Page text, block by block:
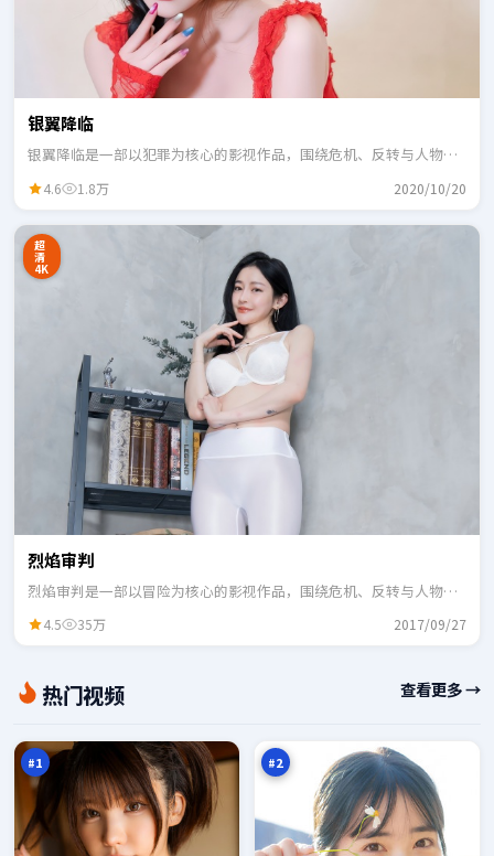
银翼降临
银翼降临是一部以犯罪为核心的影视作品，围绕危机、反转与人物成
4.6 1.8万 2020/10/20
超
清
4K
烈焰审判
烈焰审判是一部以冒险为核心的影视作品，围绕危机、反转与人物成
4.5 35万 2017/09/27
热门视频 查看更多 →
#1
声
失 98
#2